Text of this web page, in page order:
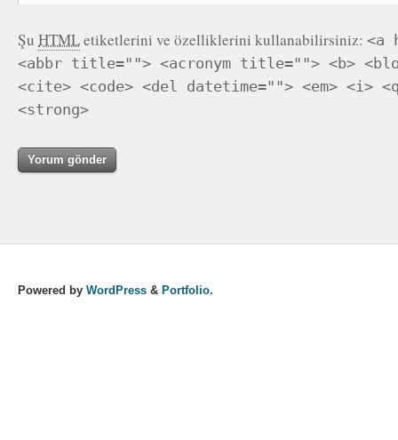
Şu HTMLetiketlerini ve özelliklerini kullanabilirsiniz: <a
<abbr title=""> <acronym title=""> <b>
<cite> <code> <del datetime=""> <em> <i>
<strong>
Powered by WordPress & Portfolio.